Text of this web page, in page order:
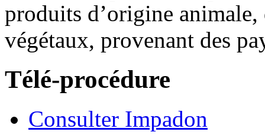
produits d’origine
végétaux, provenant des
Télé-procédure
Consulter Impadon